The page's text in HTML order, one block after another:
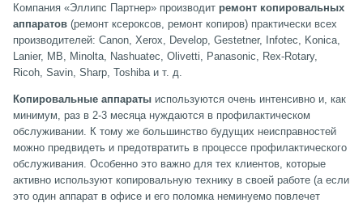
Компания «Эллипс Партнер» производит ремонт копировальных
аппаратов (ремонт ксероксов, ремонт копиров) практически всех
производителей: Canon, Xeroх, Develop, Gestetner, Infotec, Konica,
Lanier, MB, Minolta, Nashuatec, Olivetti, Panasonic, Rex-Rotary,
Ricoh, Savin, Sharp, Toshiba и т. д.
Копировальные аппараты используются очень интенсивно и, как
минимум, раз в 2-3 месяца нуждаются в профилактическом
обслуживании. К тому же большинство будущих неисправностей
можно предвидеть и предотвратить в процессе профилактического
обслуживания. Особенно это важно для тех клиентов, которые
активно используют копировальную технику в своей работе (а если
это один аппарат в офисе и его поломка неминуемо повлечет